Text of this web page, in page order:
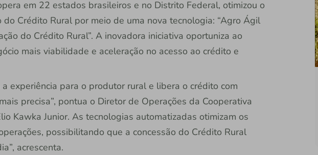
em 22 estados brasileiros e no Distrito Federal, otimizou o
do Crédito Rural por meio de uma nova tecnologia: “Agro Ágil
do Crédito Rural”. A inovadora iniciativa oportuniza ao
mais viabilidade e aceleração no acesso ao crédito e
experiência para o produtor rural e libera o crédito com
precisa”, pontua o Diretor de Operações da Cooperativa
Kawka Junior. As tecnologias automatizadas otimizam os
possibilitando que a concessão do Crédito Rural
acrescenta.